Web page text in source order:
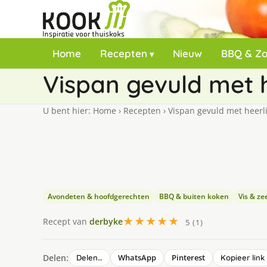
Home Recepten Nieuw BBQ &
Vispan gevuld met
U bent hier: Home › Recepten › Vispan gevuld met
Avondeten & hoofdgerechten BBQ & buiten koken Vis &
Recept van derbyke★★★★★ 5 (1)
Delen: Delen… WhatsApp Pinterest Kopieer link